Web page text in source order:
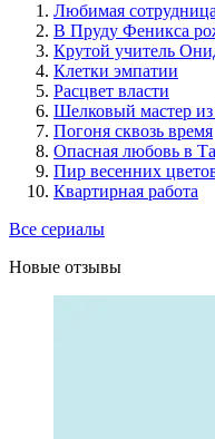
Любимая сотрудница
В Пруду Феникса
Крутой учитель
Клетки эмпатии
Расцвет власти
Шелковый мастер из
Погоня сквозь время
Опасная любовь в
Пир весенних
Квартирная работа
Все сериалы
Новые отзывы